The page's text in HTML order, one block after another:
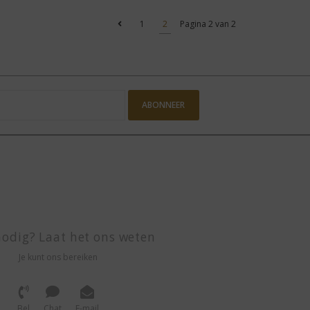
Pagina 2 van 2
1 2
ABONNEER
Laat het ons weten
Je kunt ons bereiken